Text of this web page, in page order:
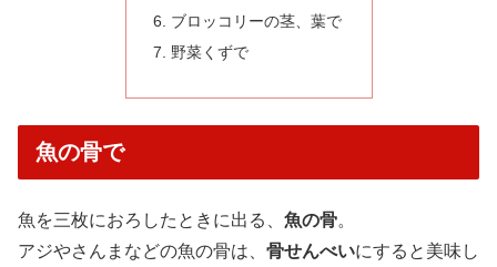
ブロッコリーの茎、葉で
野菜くずで
魚の骨で
魚を三枚におろしたときに出る、 魚の骨。
アジやさんまなどの魚の骨は、 骨せんべいにすると美味し